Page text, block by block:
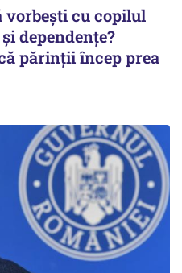
vorbești cu copilul
dependențe?
părinții încep prea